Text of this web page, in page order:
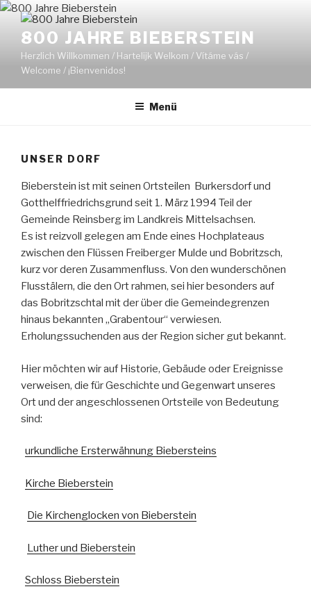
Zum
Inhalt
springen
800 JAHRE BIEBERSTEIN
Herzlich Willkommen / Hartelijk Welkom / Vítáme vás /
Welcome / ¡Bienvenidos!
Menü
UNSER DORF
Bieberstein ist mit seinen Ortsteilen Burkersdorf und
Gotthelffriedrichsgrund seit 1. März 1994 Teil der
Gemeinde Reinsberg im Landkreis Mittelsachsen.
Es ist reizvoll gelegen am Ende eines Hochplateaus
zwischen den Flüssen Freiberger Mulde und Bobritzsch,
kurz vor deren Zusammenfluss. Von den wunderschönen
Flusstälern, die den Ort rahmen, sei hier besonders auf
das Bobritzschtal mit der über die Gemeindegrenzen
hinaus bekannten „Grabentour“ verwiesen.
Erholungssuchenden aus der Region sicher gut bekannt.
Hier möchten wir auf Historie, Gebäude oder Ereignisse
verweisen, die für Geschichte und Gegenwart unseres
Ort und der angeschlossenen Ortsteile von Bedeutung
sind:
urkundliche Ersterwähnung Biebersteins
Kirche Bieberstein
Die Kirchenglocken von Bieberstein
Luther und Bieberstein
Schloss Bieberstein